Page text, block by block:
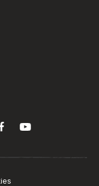
Ver